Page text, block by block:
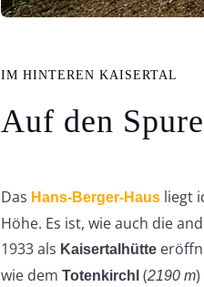
IM HINTEREN KAISERTAL
Auf den
Das Hans-Berger-Haus liegt
Höhe. Es ist, wie auch die
1933 als Kaisertalhütte
wie demTotenkirchl (2190 m